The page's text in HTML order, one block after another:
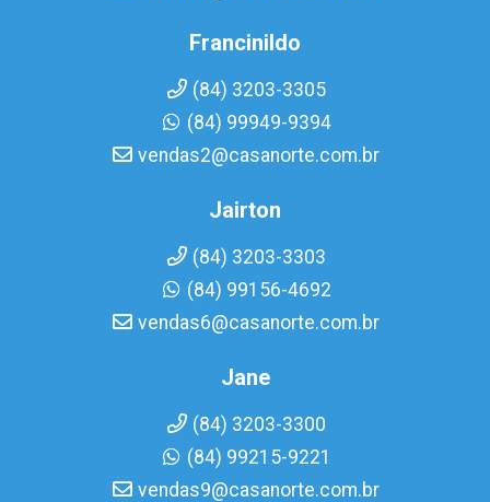
Francinildo
(84) 3203-3305
(84) 99949-9394
vendas2@casanorte.com.br
Jairton
(84) 3203-3303
(84) 99156-4692
vendas6@casanorte.com.br
Jane
(84) 3203-3300
(84) 99215-9221
vendas9@casanorte.com.br